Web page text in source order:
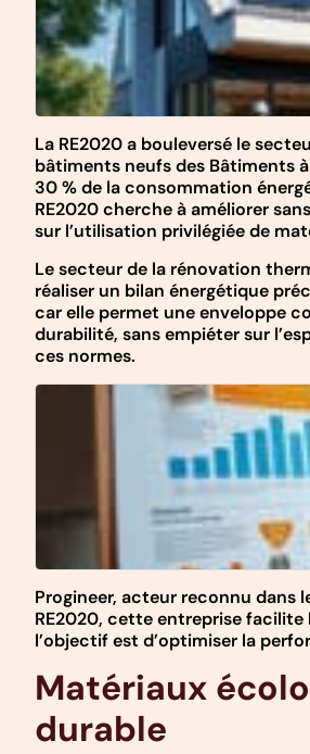
La RE2020 a bouleversé le
bâtiments neufs des Bâtiments
30 % de la consommation
RE2020 cherche à améliorer
sur l’utilisation privilégiée de
Le secteur de la rénovation
réaliser un bilan énergétique
car elle permet une enveloppe
durabilité, sans empiéter sur
ces normes.
Progineer, acteur reconnu dans
RE2020, cette entreprise
l’objectif est d’optimiser la
Matériaux
durable